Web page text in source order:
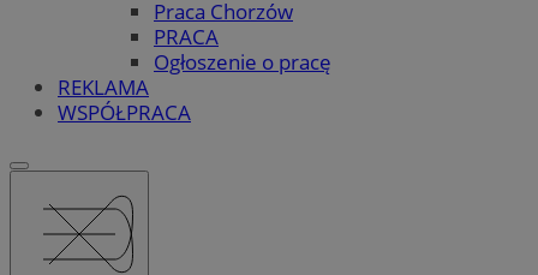
Praca Chorzów
PRACA
Ogłoszenie o pracę
REKLAMA
WSPÓŁPRACA